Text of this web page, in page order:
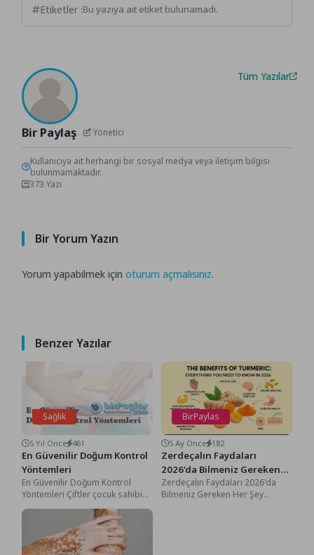
Etiketler :Bu yazıya ait etiket bulunamadı.
Bir Paylaş Yönetici
Tüm Yazılar
Kullanıcıya ait herhangi bir sosyal medya veya iletişim bilgisi
bulunmamaktadır.
373 Yazı
Bir Yorum Yazın
Yorum yapabilmek içinoturum açmalısınız.
Benzer Yazılar
Sağlık
5 Yıl Önce 461
En Güvenilir Doğum Kontrol
Yöntemleri
En Güvenilir Doğum Kontrol
Yöntemleri Çiftler çocuk sahibi
olmak istemediklerinde çeşitli
doğum kontrol yöntemlerine
başvururlar....
BirPaylas
5 Ay Önce 182
Zerdeçalın Faydaları
2026’da Bilmeniz Gereken
Her Şey
Zerdeçalın Faydaları 2026'da
Bilmeniz Gereken Her Şey